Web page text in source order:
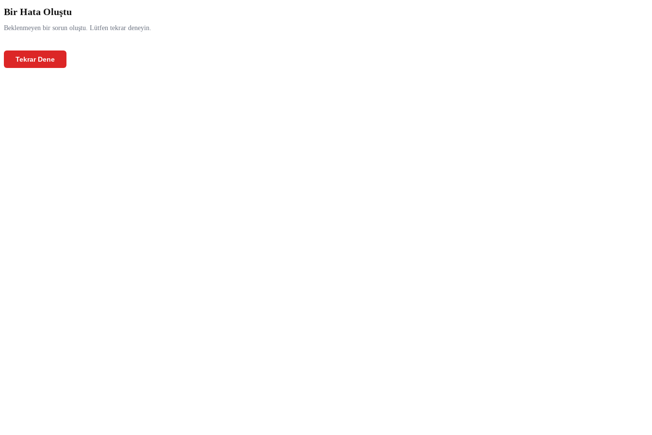
Bir Hata Oluştu
Beklenmeyen bir sorun oluştu. Lütfen tekrar deneyin.
Tekrar Dene